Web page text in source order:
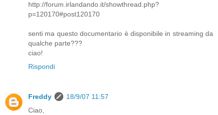
http://forum.irlandando.it/showthread.php?
p=120170#post120170
senti ma questo documentario è disponibile in streaming da
qualche parte???
ciao!
Rispondi
Freddy
18/9/07 11:57
Ciao,